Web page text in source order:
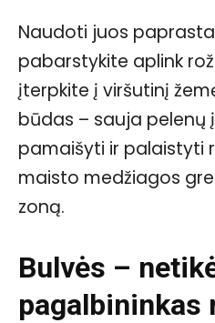
Naudoti juos
pabarstykite aplink
įterpkite į viršutinį
būdas – sauja pelenų
pamaišyti ir palaistyti
maisto medžiagos
zoną.
Bulvės –
pagalbininkas